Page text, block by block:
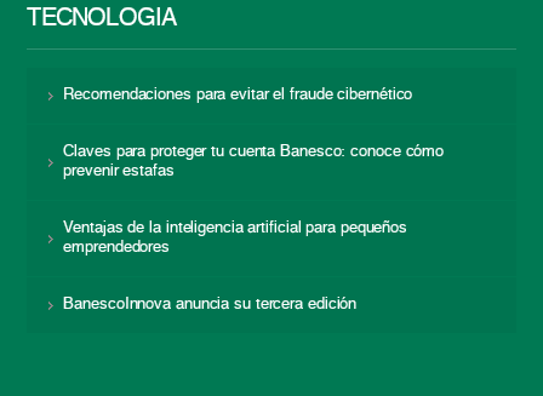
TECNOLOGÍA
Recomendaciones para evitar el fraude cibernético
Claves para proteger tu cuenta Banesco: conoce cómo
prevenir estafas
Ventajas de la inteligencia artificial para pequeños
emprendedores
BanescoInnova anuncia su tercera edición